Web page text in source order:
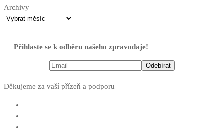
Archivy
Přihlaste se k odběru našeho zpravodaje!
Děkujeme za vaší přízeň a podporu